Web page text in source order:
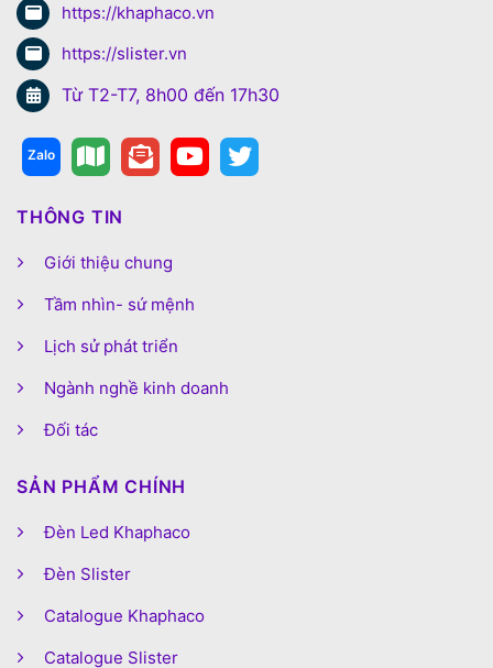
https://khaphaco.vn
https://slister.vn
Từ T2-T7, 8h00 đến 17h30
THÔNG TIN
Giới thiệu chung
Tầm nhìn- sứ mệnh
Lịch sử phát triển
Ngành nghề kinh doanh
Đối tác
SẢN PHẨM CHÍNH
Đèn Led Khaphaco
Đèn Slister
Catalogue Khaphaco
Catalogue Slister